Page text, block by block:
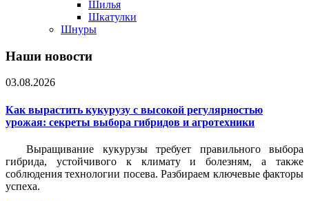
Шилья
Шкатулки
Шнуры
Наши новости
03.08.2026
Как вырастить кукурузу с высокой регулярностью
урожая: секреты выбора гибридов и агротехники
Выращивание кукурузы требует правильного выбора
гибрида, устойчивого к климату и болезням, а также
соблюдения технологии посева. Разбираем ключевые факторы
успеха.